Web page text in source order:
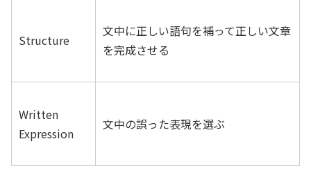
Structure
文中に正しい語句を補って正しい文章
を完成させる
Written
Expression
文中の誤った表現を選ぶ